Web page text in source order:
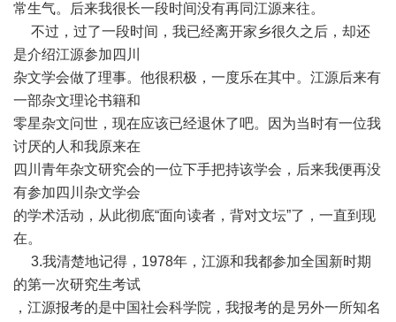
常生气。后来我很长一段时间没有再同江源来往。
不过，过了一段时间，我已经离开家乡很久之后，却还
是介绍江源参加四川
杂文学会做了理事。他很积极，一度乐在其中。江源后来有
一部杂文理论书籍和
零星杂文问世，现在应该已经退休了吧。因为当时有一位我
讨厌的人和我原来在
四川青年杂文研究会的一位下手把持该学会，后来我便再没
有参加四川杂文学会
的学术活动，从此彻底“面向读者，背对文坛”了，一直到现
在。
3.我清楚地记得，1978年，江源和我都参加全国新时期
的第一次研究生考试
，江源报考的是中国社会科学院，我报考的是另外一所知名